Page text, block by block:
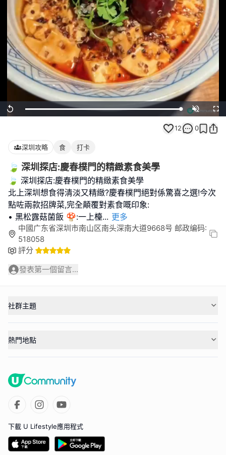
Replay Loaded:
100.00%
Unmute
12 0
深圳攻略 食 打卡
🍃 深圳探店:慶春樸門的精緻素食美學
🍃 深圳探店:慶春樸門的精緻素食美學
北上深圳想食得清淡又精緻?慶春樸門絕對係驚喜之選!今次
點咗兩款招牌菜,完全顛覆對素食嘅印象:
• 黑松露菇菌飯 🍄:一上檯... 更多
中國广东省深圳市南山区南头深南大道9668号 邮政编码:
518058
評分
發表第一個留言...
社群主題
熱門地點
下載 U Lifestyle應用程式